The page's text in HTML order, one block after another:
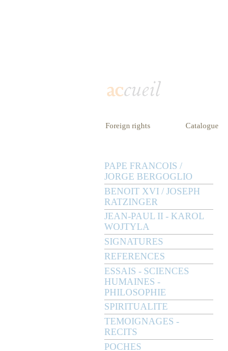
Foreign rights Catalogue
PAPE FRANCOIS /
JORGE BERGOGLIO
BENOIT XVI / JOSEPH
RATZINGER
JEAN-PAUL II - KAROL
WOJTYLA
SIGNATURES
REFERENCES
ESSAIS - SCIENCES
HUMAINES -
PHILOSOPHIE
SPIRITUALITE
TEMOIGNAGES -
RECITS
POCHES